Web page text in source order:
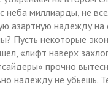
неба миллиарды, не
азартную надежду на
Пусть некоторые
«лифт наверх
прочно
надежду не убьешь.